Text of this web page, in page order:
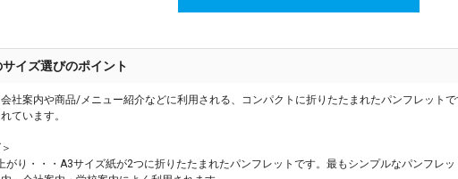
イズ選びのポイント
社案内や商品/メニュー紹介などに利用される、コンパクトに折りたたまれたパンフレット
ています。
がり・・・A3サイズ紙が2つに折りたたまれたパンフレットです。最もシンプルなパンフレ